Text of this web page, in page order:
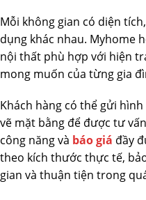
Mỗi không gian có diện
dụng khác nhau. Myhome
nội thất phù hợp với hiện
mong muốn của từng gia
Khách hàng có thể gửi
vẽ mặt bằng để được tư
công năng và báo giá đầy
theo kích thước thực tế,
gian và thuận tiện trong